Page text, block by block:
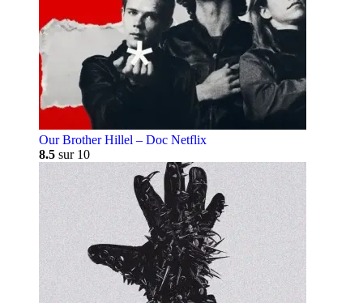
Our Brother Hillel – Doc Netflix
8.5 sur 10